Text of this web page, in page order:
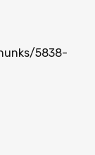
5838-